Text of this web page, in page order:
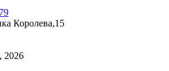
Королева,15
, 2026